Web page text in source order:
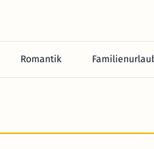
Romantik